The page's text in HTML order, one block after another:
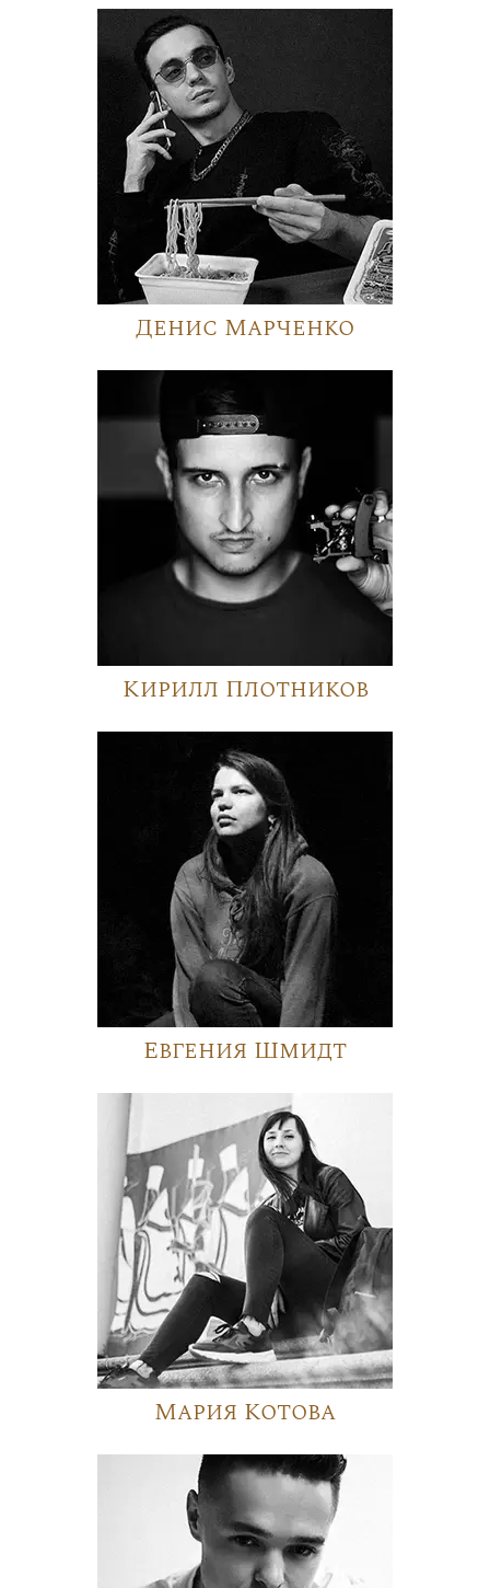
Денис Марченко
Кирилл Плотников
Евгения Шмидт
Мария Котова